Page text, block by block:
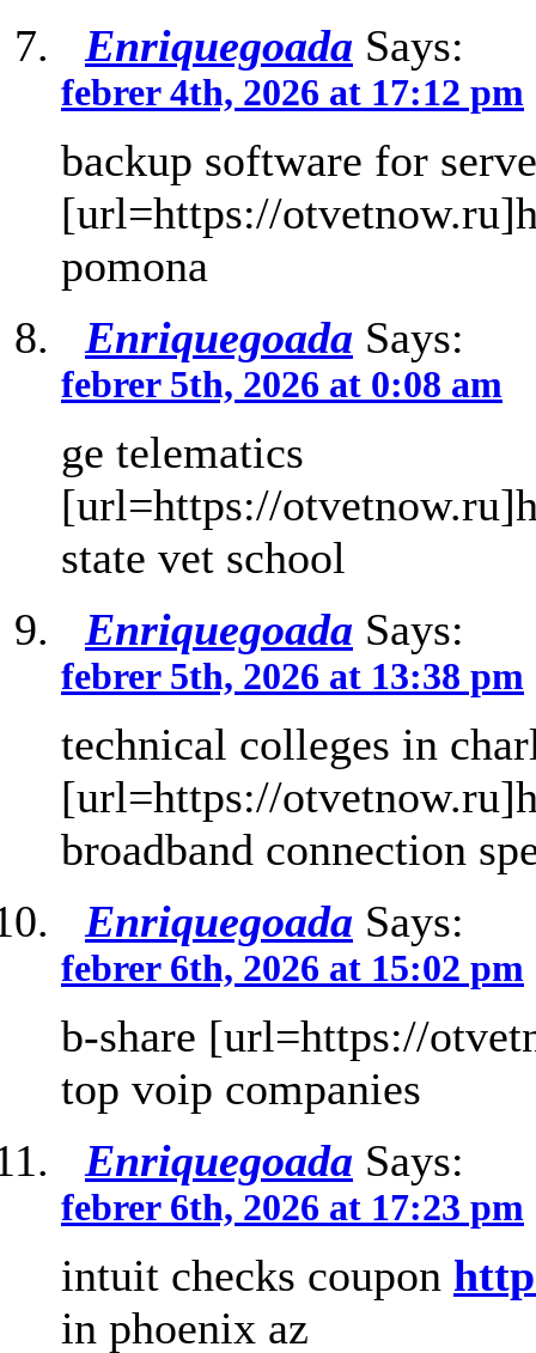
Enriquegoada Says:
febrer 4th, 2026 at 17:12 pm
backup software for
[url=https://
pomona
Enriquegoada Says:
febrer 5th, 2026 at 0:08 am
ge telematics
[url=https://
state vet school
Enriquegoada Says:
febrer 5th, 2026 at 13:38 pm
technical colleges in
[url=https://
broadband connection
Enriquegoada Says:
febrer 6th, 2026 at 15:02 pm
b-share [url=https://
top voip companies
Enriquegoada Says:
febrer 6th, 2026 at 17:23 pm
intuit checks coupon
in phoenix az